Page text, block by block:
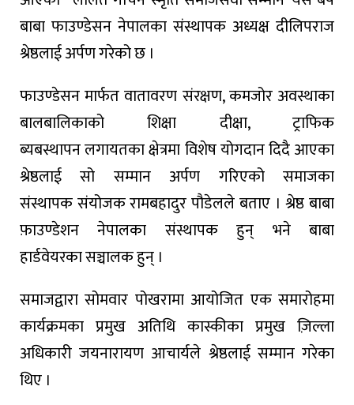
बाबा फाउण्डेसन नेपालका संस्थापक अध्यक्ष दीलिपराज
श्रेष्ठलाईअर्पणगरेकोछ ।
फाउण्डेसनमार्फतवातावरण संरक्षण,कमजोरअवस्थाका
बालबालिकाको
शिक्षा दीक्षा,ट्राफिक
ब्यबस्थापनलगायतकाक्षेत्रमाविशेषयोगदानदिदैआएका
श्रेष्ठलाई
सो सम्मान अर्पण गरिएको
समाजका
संस्थापकसंयोजकरामबहादुरपौडेललेबताए । श्रेष्ठबाबा
फ़ाउण्डेशन
नेपालका संस्थापक हुन् भने
बाबा
हार्डवेयरकासञ्चालकहुन् ।
समाजद्वारा सोमवार पोखरामा आयोजित एक समारोहमा
कार्यक्रमका प्रमुख अतिथि कास्कीका प्रमुख ज़िल्ला
अधिकारी जयनारायण आचार्यले श्रेष्ठलाई सम्मान गरेका
थिए ।